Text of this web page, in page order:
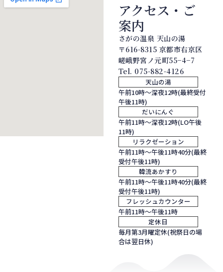
アクセス・ご
案内
さがの温泉 天山の湯
〒616-8315 京都市右京区
嵯峨野宮ノ元町55−4−7
Tel. 075-882-4126
天山の湯
午前10時～深夜12時(最終受付
午後11時)
だいにんぐ
午前11時～深夜12時(LO午後
11時)
リラクゼーション
午前11時～午後11時40分(最終
受付午後11時)
韓流あかすり
午前11時～午後11時40分(最終
受付午後11時)
フレッシュカウンター
午前11時～午後11時
定休日
毎月第3月曜定休(祝祭日の場
合は翌日休)